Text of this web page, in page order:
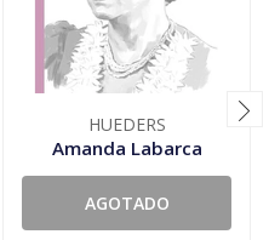
HUEDERS
Amanda Labarca
AGOTADO